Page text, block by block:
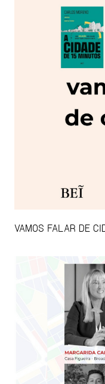
VAMOS FALAR DE